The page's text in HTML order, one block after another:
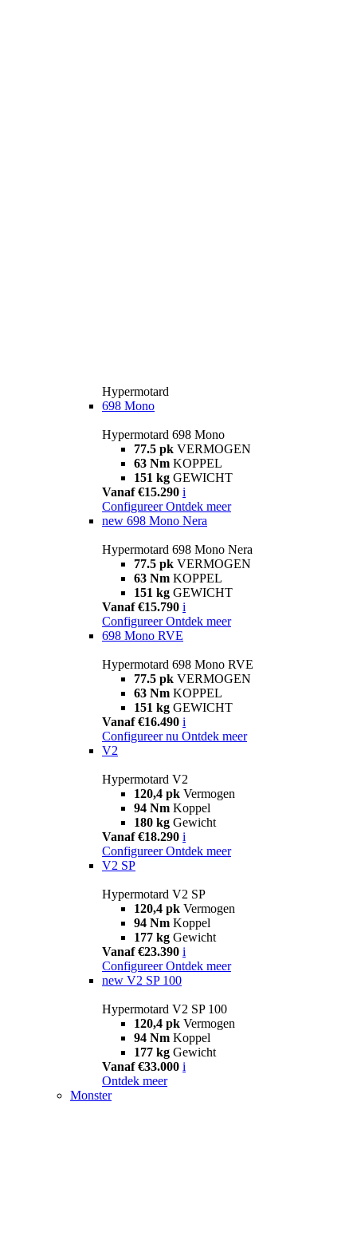
Hypermotard
698 Mono
Hypermotard 698 Mono
77.5 pk VERMOGEN
63 Nm KOPPEL
151 kg GEWICHT
Vanaf €15.290 i
Configureer Ontdek meer
new 698 Mono Nera
Hypermotard 698 Mono Nera
77.5 pk VERMOGEN
63 Nm KOPPEL
151 kg GEWICHT
Vanaf €15.790 i
Configureer Ontdek meer
698 Mono RVE
Hypermotard 698 Mono RVE
77.5 pk VERMOGEN
63 Nm KOPPEL
151 kg GEWICHT
Vanaf €16.490 i
Configureer nu Ontdek meer
V2
Hypermotard V2
120,4 pk Vermogen
94 Nm Koppel
180 kg Gewicht
Vanaf €18.290 i
Configureer Ontdek meer
V2 SP
Hypermotard V2 SP
120,4 pk Vermogen
94 Nm Koppel
177 kg Gewicht
Vanaf €23.390 i
Configureer Ontdek meer
new V2 SP 100
Hypermotard V2 SP 100
120,4 pk Vermogen
94 Nm Koppel
177 kg Gewicht
Vanaf €33.000 i
Ontdek meer
Monster